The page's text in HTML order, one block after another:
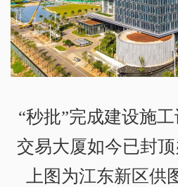
“秒批”完成建设施
交易大厦如今已封
上图为江东新区供